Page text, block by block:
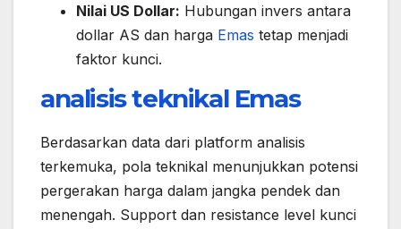
Nilai US Dollar: Hubungan invers antara
dollar AS dan harga Emas tetap menjadi
faktor kunci.
analisis teknikal Emas
Berdasarkan data dari platform analisis
terkemuka, pola teknikal menunjukkan potensi
pergerakan harga dalam jangka pendek dan
menengah. Support dan resistance level kunci